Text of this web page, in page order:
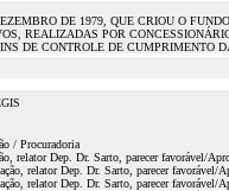
DE 1979, QUE CRIOU O
REALIZADAS POR
DE CONTROLE DE
/ Procuradoria
relator Dep. Dr. Sarto, parecer favorável/
relator Dep. Dr. Sarto, parecer
relator Dep. Dr. Sarto, parecer favorável/